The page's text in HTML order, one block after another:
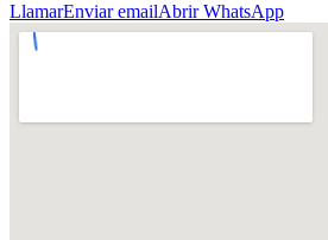
LlamarEnviar emailAbrir WhatsApp